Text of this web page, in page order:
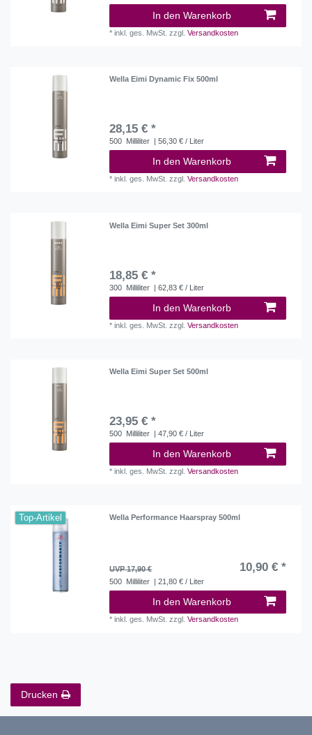
In den Warenkorb
*inkl. ges. MwSt. zzgl.Versandkosten
Wella Eimi Dynamic Fix 500ml
28,15 € *
500 Milliliter | 56,30 € / Liter
In den Warenkorb
*inkl. ges. MwSt. zzgl.Versandkosten
Wella Eimi Super Set 300ml
18,85 € *
300 Milliliter | 62,83 € / Liter
In den Warenkorb
*inkl. ges. MwSt. zzgl.Versandkosten
Wella Eimi Super Set 500ml
23,95 € *
500 Milliliter | 47,90 € / Liter
In den Warenkorb
*inkl. ges. MwSt. zzgl.Versandkosten
Top-Artikel Wella Performance Haarspray 500ml
UVP 17,90 € 10,90 € *
500 Milliliter | 21,80 € / Liter
In den Warenkorb
*inkl. ges. MwSt. zzgl.Versandkosten
Drucken